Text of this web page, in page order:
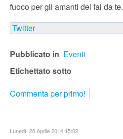
fuoco per gli amanti del fai da te.
Twitter
Pubblicato in Eventi
Etichettato sotto
Commenta per primo!
Lunedì, 28 Aprile 2014 15:02